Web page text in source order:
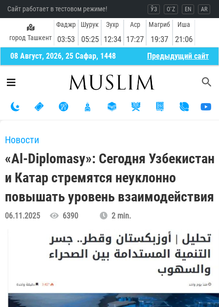
Сайт работает в тестовом режиме! ЎЗ O`Z EN AR
город Ташкент
Фаджр
03:53
Шурук
05:25
Зухр
12:34
Аср
17:27
Магриб
19:37
Иша
21:06
08 Август, 2026, 25 Сафар, 1448 Предыдущий сайт
Новости
«Al-Diplomasy»: Сегодня Узбекистан
и Катар стремятся неуклонно
повышать уровень взаимодействия
06.11.2025 6390 2 min.